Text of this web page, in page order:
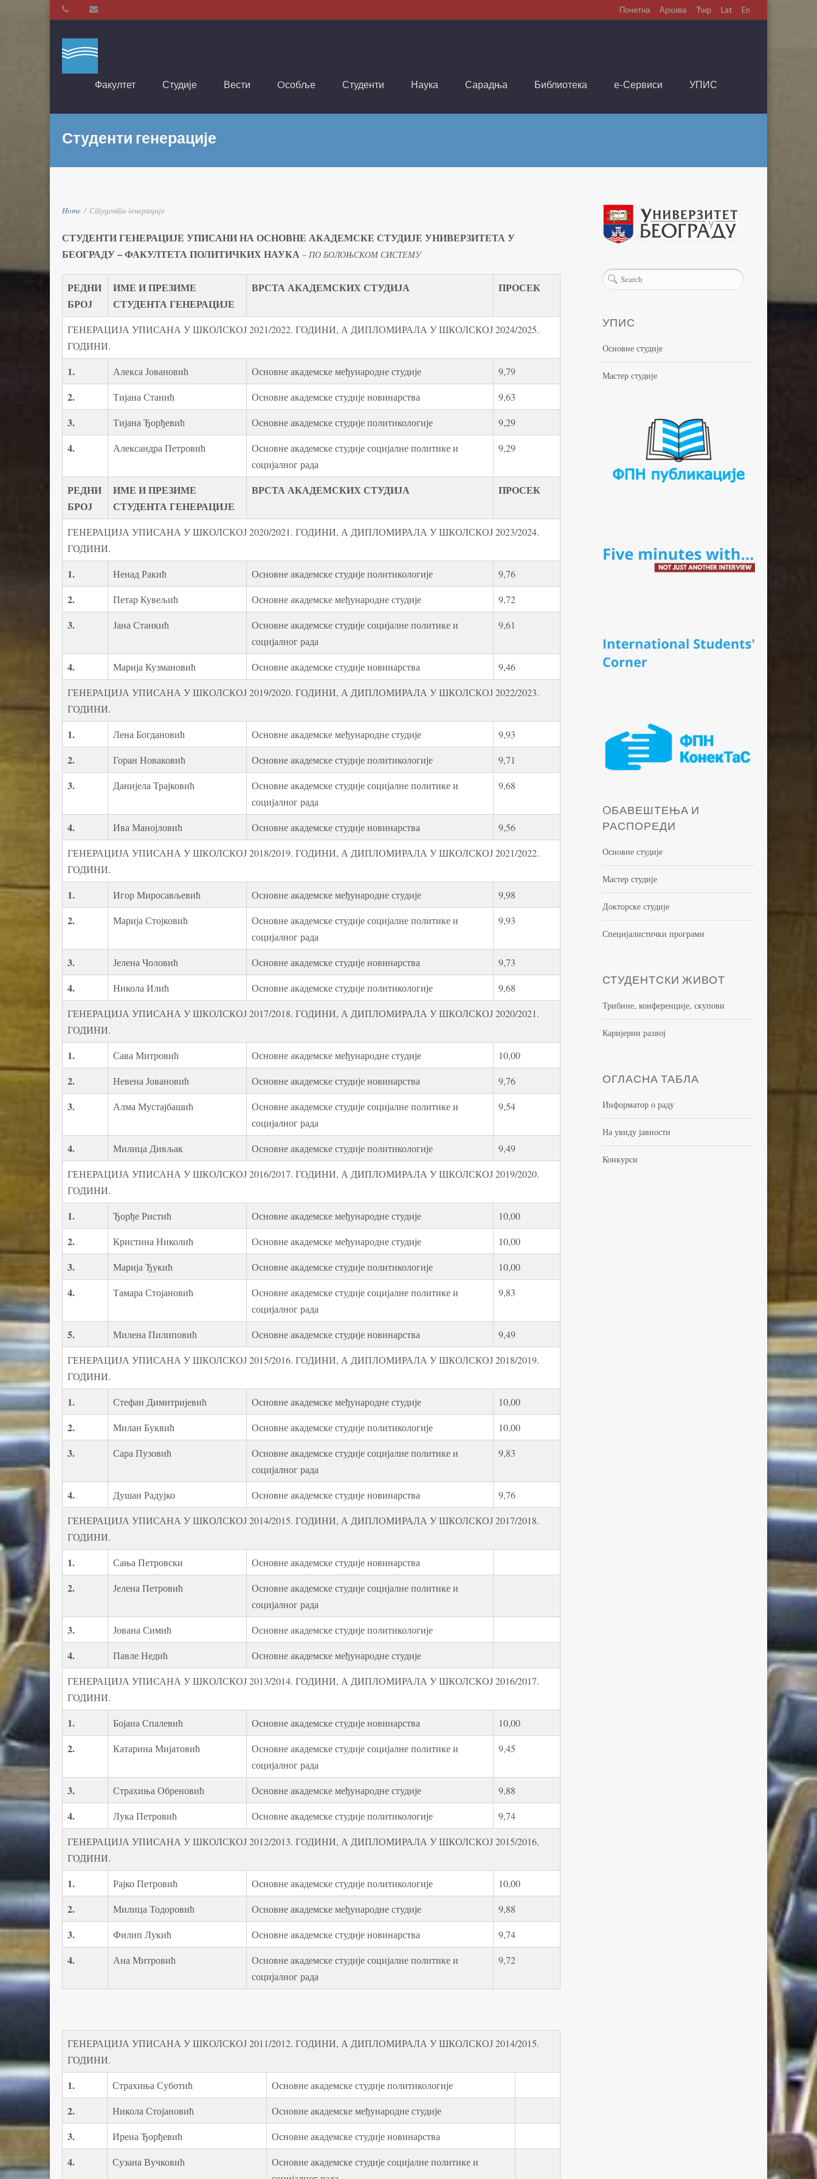
Почетна Архива Ћир Lat En
Факултет Студије Вести Oсобље Студенти Наука Сарадња Библиотека е-Сервиси УПИС
Студенти генерације
Home / Студенти генерације
СТУДЕНТИ ГЕНЕРАЦИЈЕ УПИСАНИ НА ОСНОВНЕ АКАДЕМСКЕ СТУДИЈЕ УНИВЕРЗИТЕТА У
БЕОГРАДУ – ФАКУЛТЕТА ПОЛИТИЧКИХ НАУКА – ПО БОЛОЊСКОМ СИСТЕМУ
РЕДНИ
БРОЈ
ИМЕ И ПРЕЗИМЕ
СТУДЕНТА ГЕНЕРАЦИЈЕ
ВРСТА АКАДЕМСКИХ СТУДИЈА ПРОСЕК
ГЕНЕРАЦИЈА УПИСАНА У ШКОЛСКОЈ 2021/2022. ГОДИНИ, А ДИПЛОМИРАЛА У ШКОЛСКОЈ 2024/2025.
ГОДИНИ.
1. Алекса Јовановић Основне академске међународне студије 9,79
2. Тијана Станић Основне академске студије новинарства 9,63
3. Тијана Ђорђевић Основне академске студије политикологије 9,29
4. Александра Петровић
Основне академске студије социјалне политике и
социјалног рада
9,29
РЕДНИ
БРОЈ
ИМЕ И ПРЕЗИМЕ
СТУДЕНТА ГЕНЕРАЦИЈЕ
ВРСТА АКАДЕМСКИХ СТУДИЈА ПРОСЕК
ГЕНЕРАЦИЈА УПИСАНА У ШКОЛСКОЈ 2020/2021. ГОДИНИ, А ДИПЛОМИРАЛА У ШКОЛСКОЈ 2023/2024.
ГОДИНИ.
1. Ненад Ракић Основне академске студије политикологије 9,76
2. Петар Кувељић Основне академске међународне студије 9,72
3. Јана Станкић
Основне академске студије социјалне политике и
социјалног рада
9,61
4. Марија Кузмановић Основне академске студије новинарства
9,46
ГЕНЕРАЦИЈА УПИСАНА У ШКОЛСКОЈ 2019/2020. ГОДИНИ, А ДИПЛОМИРАЛА У ШКОЛСКОЈ 2022/2023.
ГОДИНИ.
1. Лена Богдановић Основне академске међународне студије 9,93
2. Горан Новаковић Основне академске студије политикологије 9,71
3. Данијела Трајковић
Основне академске студије социјалне политике и
социјалног рада
9,68
4. Ива Манојловић Основне академске студије новинарства
9,56
ГЕНЕРАЦИЈА УПИСАНА У ШКОЛСКОЈ 2018/2019. ГОДИНИ, А ДИПЛОМИРАЛА У ШКОЛСКОЈ 2021/2022.
ГОДИНИ.
1. Игор Миросављевић Основне академске међународне студије 9,98
2. Марија Стојковић
Основне академске студије социјалне политике и
социјалног рада
9,93
3. Јелена Чоловић Основне академске студије новинарства 9,73
4. Никола Илић Основне академске студије политикологије
9,68
ГЕНЕРАЦИЈА УПИСАНА У ШКОЛСКОЈ 2017/2018. ГОДИНИ, А ДИПЛОМИРАЛА У ШКОЛСКОЈ 2020/2021.
ГОДИНИ.
1. Сава Митровић Основне академске међународне студије 10,00
2. Невена Јовановић Основне академске студије новинарства 9,76
3. Алма Мустајбашић
Основне академске студије социјалне политике и
социјалног рада
9,54
4. Милица Дивљак Основне академске студије политикологије
9,49
ГЕНЕРАЦИЈА УПИСАНА У ШКОЛСКОЈ 2016/2017. ГОДИНИ, А ДИПЛОМИРАЛА У ШКОЛСКОЈ 2019/2020.
ГОДИНИ.
1. Ђорђе Ристић Основне академске међународне студије 10,00
2. Кристина Николић Основне академске међународне студије 10,00
3. Марија Ђукић Основне академске студије политикологије 10,00
4. Тамара Стојановић
Основне академске студије социјалне политике и
социјалног рада
9,83
5. Милена Пилиповић Основне академске студије новинарства
9,49
ГЕНЕРАЦИЈА УПИСАНА У ШКОЛСКОЈ 2015/2016. ГОДИНИ, А ДИПЛОМИРАЛА У ШКОЛСКОЈ 2018/2019.
ГОДИНИ.
1. Стефан Димитријевић Основне академске међународне студије 10,00
2. Милан Буквић Основне академске студије политикологије 10,00
3. Сара Пузовић
Основне академске студије социјалне политике и
социјалног рада
9,83
4. Душан Радујко Основне академске студије новинарства
9,76
ГЕНЕРАЦИЈА УПИСАНА У ШКОЛСКОЈ 2014/2015. ГОДИНИ, А ДИПЛОМИРАЛА У ШКОЛСКОЈ 2017/2018.
ГОДИНИ.
1. Сања Петровски Основне академске студије новинарства
2. Јелена Петровић
Основне академске студије социјалне политике и
социјалног рада
3. Јована Симић Основне академске студије политикологије
4. Павле Недић
Основне академске међународне студије
ГЕНЕРАЦИЈА УПИСАНА У ШКОЛСКОЈ 2013/2014. ГОДИНИ, А ДИПЛОМИРАЛА У ШКОЛСКОЈ 2016/2017.
ГОДИНИ.
1. Бојана Спалевић Основне академске студије новинарства 10,00
2. Катарина Мијатовић
Основне академске студије социјалне политике и
социјалног рада
9,45
3. Страхиња Обреновић Основне академске међународне студије 9,88
4. Лука Петровић Основне академске студије политикологије
9,74
ГЕНЕРАЦИЈА УПИСАНА У ШКОЛСКОЈ 2012/2013. ГОДИНИ, А ДИПЛОМИРАЛА У ШКОЛСКОЈ 2015/2016.
ГОДИНИ.
1. Рајко Петровић Основне академске студије политикологије 10,00
2. Милица Тодоровић Основне академске међународне студије 9,88
3. Филип Лукић Основне академске студије новинарства 9,74
4. Ана Митровић
Основне академске студије социјалне политике и
социјалног рада
9,72
ГЕНЕРАЦИЈА УПИСАНА У ШКОЛСКОЈ 2011/2012. ГОДИНИ, А ДИПЛОМИРАЛА У ШКОЛСКОЈ 2014/2015.
ГОДИНИ.
1. Страхиња Суботић Основне академске студије политикологије
2. Никола Стојановић Основне академске међународне студије
3. Ирена Ђорђевић Основне академске студије новинарства
4. Сузана Вучковић
Основне академске студије социјалне политике и
УПИС
Основне студије
Мастер студије
OБАВЕШТЕЊА И
РАСПОРЕДИ
Основне студије
Мастер студије
Докторске студије
Специјалистички програми
СТУДЕНТСКИ ЖИВОТ
Трибине, конференције, скупови
Каријерни развој
ОГЛАСНА ТАБЛА
Информатор о раду
На увиду јавности
Конкурси